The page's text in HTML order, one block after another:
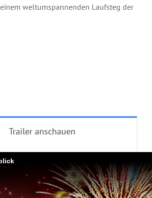
weltumspannenden Laufsteg der
Trailer anschauen